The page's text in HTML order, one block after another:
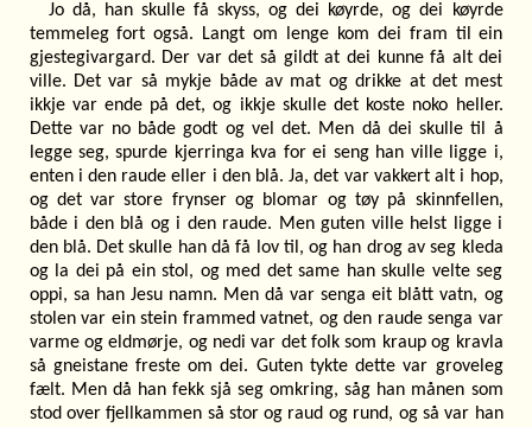
Jo då, han skulle få skyss, og dei køyrde, og dei køyrde
temmeleg fort også. Langt om lenge kom dei fram til ein
gjestegivargard. Der var det så gildt at dei kunne få alt dei
ville. Det var så mykje både av mat og drikke at det mest
ikkje var ende på det, og ikkje skulle det koste noko heller.
Dette var no både godt og vel det. Men då dei skulle til å
legge seg, spurde kjerringa kva for ei seng han ville ligge i,
enten i den raude eller i den blå. Ja, det var vakkert alt i hop,
og det var store frynser og blomar og tøy på skinnfellen,
både i den blå og i den raude. Men guten ville helst ligge i
den blå. Det skulle han då få lov til, og han drog av seg kleda
og la dei på ein stol, og med det same han skulle velte seg
oppi, sa han Jesu namn. Men då var senga eit blått vatn, og
stolen var ein stein frammed vatnet, og den raude senga var
varme og eldmørje, og nedi var det folk som kraup og kravla
så gneistane freste om dei. Guten tykte dette var groveleg
fælt. Men då han fekk sjå seg omkring, såg han månen som
stod over fjellkammen så stor og raud og rund, og så var han